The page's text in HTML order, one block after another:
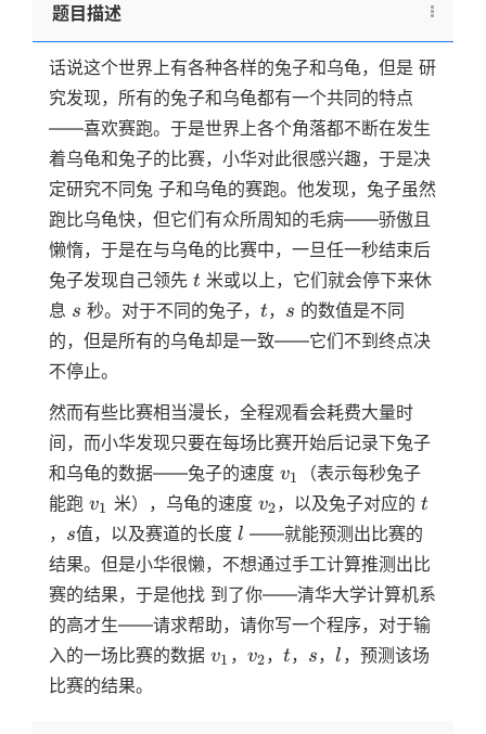
题目描述
话说这个世界上有各种各样的兔子和乌龟，但是 研
究发现，所有的兔子和乌龟都有一个共同的特点
——喜欢赛跑。于是世界上各个角落都不断在发生
着乌龟和兔子的比赛，小华对此很感兴趣，于是决
定研究不同兔 子和乌龟的赛跑。他发现，兔子虽然
跑比乌龟快，但它们有众所周知的毛病——骄傲且
懒惰，于是在与乌龟的比赛中，一旦任一秒结束后
兔子发现自己领先 t
t 米或以上，它们就会停下来休
息 s
s 秒。对于不同的兔子， t
t， s
s 的数值是不同
的，但是所有的乌龟却是一致——它们不到终点决
不停止。
然而有些比赛相当漫长，全程观看会耗费大量时
间，而小华发现只要在每场比赛开始后记录下兔子
和乌龟的数据——兔子的速度 v_1
v1
（表示每秒兔子
能跑 v_1
v1 米），乌龟的速度 v_2
v2 ，以及兔子对应的t
t
， s
s值，以及赛道的长度 l
l ——就能预测出比赛的
结果。但是小华很懒，不想通过手工计算推测出比
赛的结果，于是他找 到了你——清华大学计算机系
的高才生——请求帮助，请你写一个程序，对于输
入的一场比赛的数据 v_1
v1 ， v_2
v2 ，t
t， s
s，l
l ，预测该场
比赛的结果。